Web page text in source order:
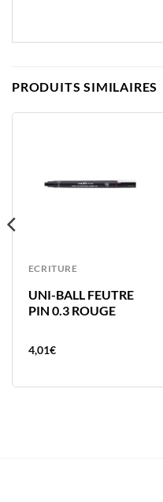
PRODUITS SIMILAIRES
ECRITURE
UNI-BALL FEUTRE
PIN 0.3 ROUGE
4,01€